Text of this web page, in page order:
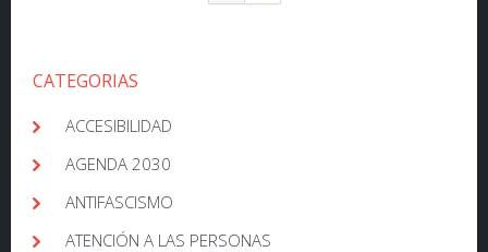
CATEGORIAS
ACCESIBILIDAD
AGENDA 2030
ANTIFASCISMO
ATENCIÓN A LAS PERSONAS